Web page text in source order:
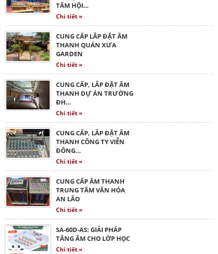
TÂM HỘI…
Chi tiết »
CUNG CẤP LẮP ĐẶT ÂM
THANH QUÁN XƯA
GARDEN
Chi tiết »
CUNG CẤP, LẮP ĐẶT ÂM
THANH DỰ ÁN TRƯỜNG
ĐH…
Chi tiết »
CUNG CẤP, LẮP ĐẶT ÂM
THANH CÔNG TY VIỄN
ĐÔNG…
Chi tiết »
CUNG CẤP ÂM THANH
TRUNG TÂM VĂN HÓA
AN LÃO
Chi tiết »
SA-60D-AS: GIẢI PHÁP
TĂNG ÂM CHO LỚP HỌC
Chi tiết »